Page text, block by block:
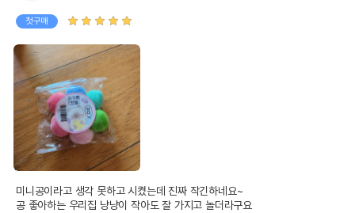
첫구매
미니공이라고 생각 못하고 시켰는데 진짜 작긴하네요~
공 좋아하는 우리집 냥냥이 작아도 잘 가지고 놀더라구요